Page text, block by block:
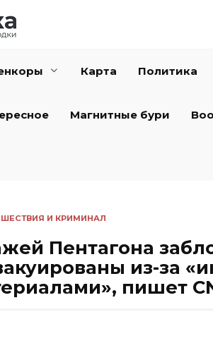
Карта Политика
Магнитные бури
И КРИМИНАЛ
Пентагона
из-за
пишет